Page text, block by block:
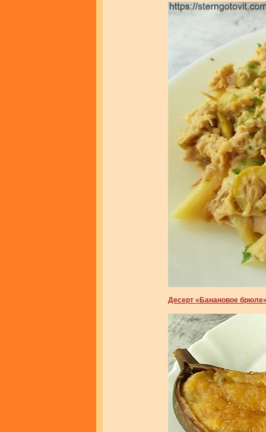
Десерт «Банановое